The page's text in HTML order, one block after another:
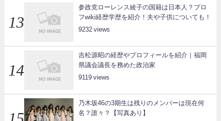
参政党ローレンス綾子の国籍は日本人？プロ
フwiki経歴学歴を紹介！夫や子供についても！
9232
吉松源昭の経歴やプロフィールを紹介｜福岡
県議会議長を務めた政治家
9119
乃木坂46の3期生は残りのメンバーは現在何
名？誰々？【写真あり】